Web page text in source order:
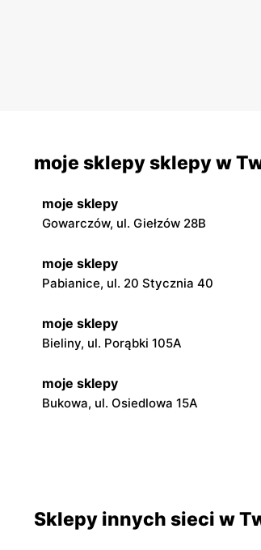
moje sklepy sklepy w
moje sklepy
Gowarczów, ul. Giełzów 28B
moje sklepy
Pabianice, ul. 20 Stycznia 40
moje sklepy
Bieliny, ul. Porąbki 105A
moje sklepy
Bukowa, ul. Osiedlowa 15A
Jadachy, ul. Jadachy 111
Sklepy innych sieci w